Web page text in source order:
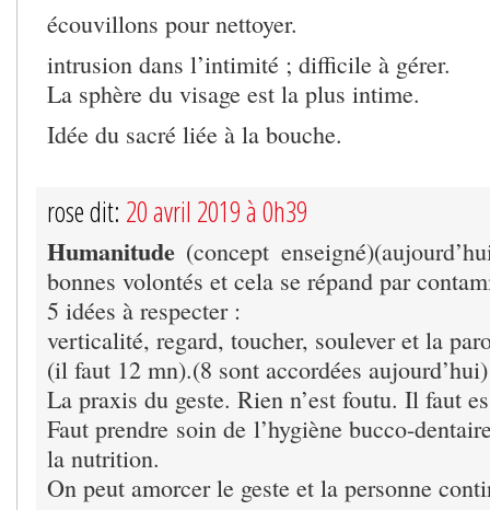
écouvillons pour nettoyer.
intrusion dans l’intimité ; difficile à gérer.
La sphère du visage est la plus intime.
Idée du sacré liée à la bouche.
rose dit: 20 avril 2019 à 0h39
Humanitude (concept
bonnes volontés et cela se répand par
5 idées à respecter :
verticalité, regard, toucher, soulever et la
(il faut 12 mn).(8 sont accordées aujourd’hui)
La praxis du geste. Rien n’est foutu. Il faut
Faut prendre soin de l’hygiène bucco-
la nutrition.
On peut amorcer le geste et la personne